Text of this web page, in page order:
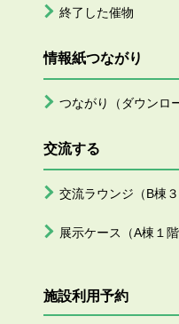
終了した催物
情報紙つながり
つながり（ダウンロ
交流する
交流ラウンジ（B棟３
展示ケース（A棟１
施設利用予約